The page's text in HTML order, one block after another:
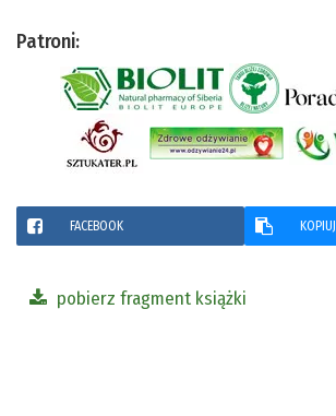
Patroni:
FACEBOOK KOPIUJ
pobierz fragment książki